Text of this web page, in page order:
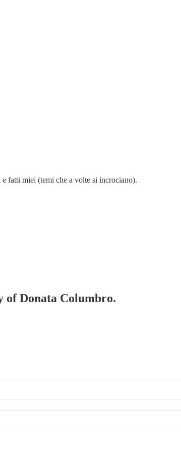
e fatti miei (temi che a volte si incrociano).
of Donata Columbro.